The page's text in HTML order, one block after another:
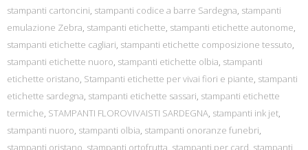
stampanti cartoncini, stampanti codice a barre Sardegna, stampanti
emulazione Zebra, stampanti etichette, stampanti etichette autonome,
stampanti etichette cagliari, stampanti etichette composizione tessuto,
stampanti etichette nuoro, stampanti etichette olbia, stampanti
etichette oristano, Stampanti etichette per vivai fiori e piante, stampanti
etichette sardegna, stampanti etichette sassari, stampanti etichette
termiche, STAMPANTI FLOROVIVAISTI SARDEGNA, stampanti ink jet,
stampanti nuoro, stampanti olbia, stampanti onoranze funebri,
stampanti oristano, stampanti ortofrutta, stampanti per card, stampanti